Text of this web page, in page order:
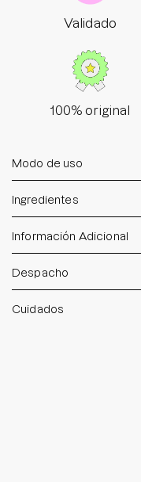
Validado
100% original
Modo de uso
Ingredientes
Información Adicional
Despacho
Cuidados